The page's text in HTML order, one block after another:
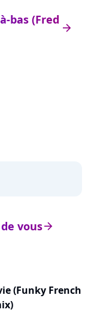
arrow_right
bas (Fred
arrow_right
vous
(Funky French